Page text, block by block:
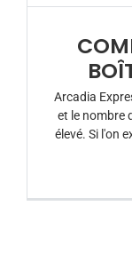
Arcadia
et le nombre
élevé. Si l'on